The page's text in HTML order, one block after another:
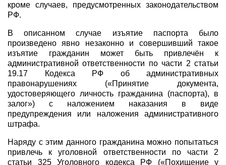
кроме случаев, предусмотренных законодательством
РФ.
В описанном случае изъятие паспорта было
произведено явно незаконно и совершивший такое
изъятие гражданин может быть привлечён к
административной ответственности по части 2 статьи
19.17 Кодекса РФ об административных
правонарушениях («Принятие документа,
удостоверяющего личность гражданина (паспорта), в
залог») с наложением наказания в виде
предупреждения или наложения административного
штрафа.
Наряду с этим данного гражданина можно попытаться
привлечь к уголовной ответственности по части 2
статьи 325 Уголовного кодекса РФ («Похищение у